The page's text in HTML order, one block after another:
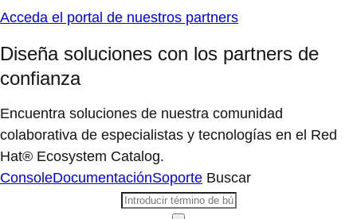
Acceda el portal de nuestros partners
Diseña soluciones con los partners de
confianza
Encuentra soluciones de nuestra comunidad
colaborativa de especialistas y tecnologías en el Red
Hat® Ecosystem Catalog.
ConsoleDocumentaciónSoporte Buscar